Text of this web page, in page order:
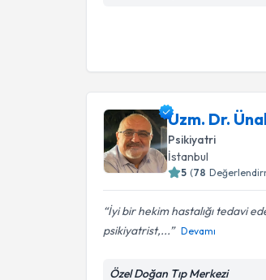
Uzm. Dr.
Psikiyatri
İstanbul
5 (78
İyi bir hekim hastalığı tedavi
psikiyatrist,...
Devamı
Özel Doğan Tıp Merkezi